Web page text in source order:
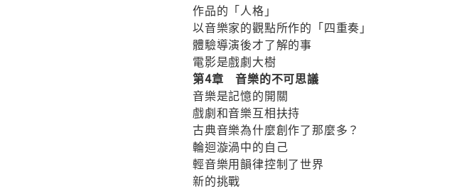
作品的「人格」
以音樂家的觀點所作的「四重奏」
體驗導演後才了解的事
電影是戲劇大樹
第4章 音樂的不可思議
音樂是記憶的開關
戲劇和音樂互相扶持
古典音樂為什麼創作了那麼多？
輪迴漩渦中的自己
輕音樂用韻律控制了世界
新的挑戰